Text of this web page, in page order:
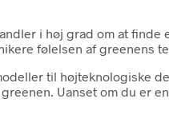
i høj grad om at
følelsen af greenens
til højteknologiske
Uanset om du er